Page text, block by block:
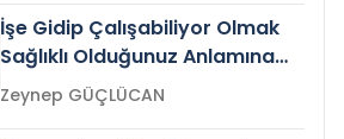
İşe Gidip Çalışabiliyor Olmak
Sağlıklı Olduğunuz Anlamına
Gelir mi?Zeynep GÜÇLÜCAN